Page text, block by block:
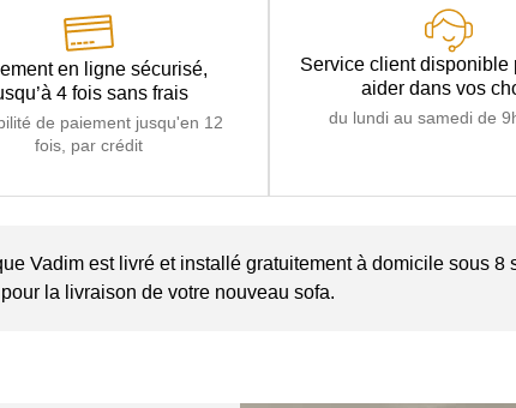
en ligne sécurisé,
4 fois sans frais
de paiement jusqu'en 12
fois, par crédit
Service client disponible
aider dans vos
du lundi au samedi de
Vadim est livré et installé gratuitement à domicile sous
la livraison de votre nouveau sofa.